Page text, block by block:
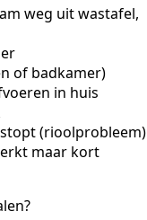
weg uit wastafel,
of badkamer)
in huis
(rioolprobleem)
maar kort